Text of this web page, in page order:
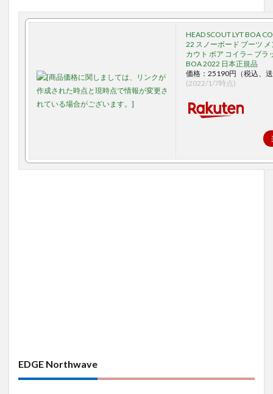
HEAD SCOUT LYT BOA
22 スノーボード ブーツ
カウト ボア コイラ— ブラ
BOA 2022 日本正規品
価格：25190円（税込、
(2022/1/7時点)
EDGE Northwave